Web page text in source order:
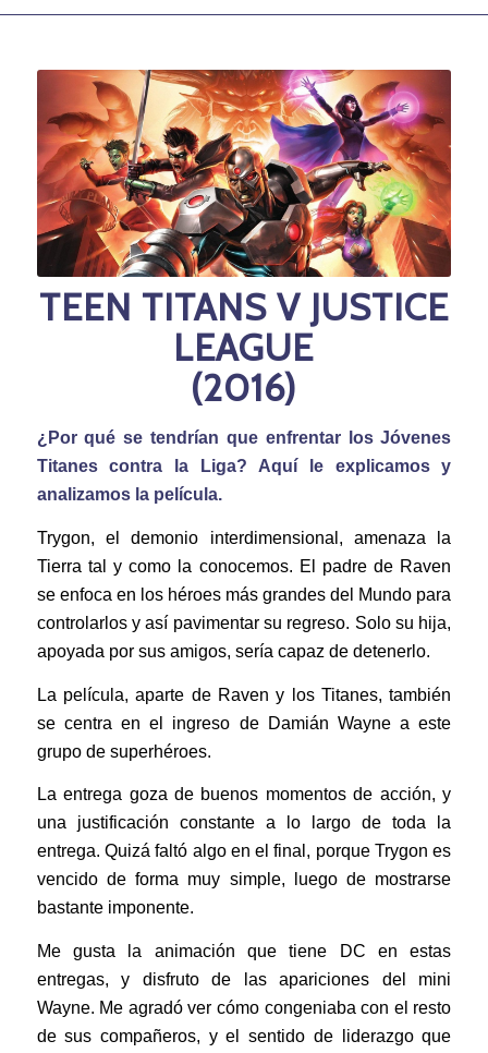
TEEN TITANS V JUSTICE
LEAGUE
(2016)
¿Por qué se tendrían que enfrentar los Jóvenes
Titanes contra la Liga? Aquí le explicamos y
analizamos la película.
Trygon, el demonio interdimensional, amenaza la
Tierra tal y como la conocemos. El padre de Raven
se enfoca en los héroes más grandes del Mundo para
controlarlos y así pavimentar su regreso. Solo su hija,
apoyada por sus amigos, sería capaz de detenerlo.
La película, aparte de Raven y los Titanes, también
se centra en el ingreso de Damián Wayne a este
grupo de superhéroes.
La entrega goza de buenos momentos de acción, y
una justificación constante a lo largo de toda la
entrega. Quizá faltó algo en el final, porque Trygon es
vencido de forma muy simple, luego de mostrarse
bastante imponente.
Me gusta la animación que tiene DC en estas
entregas, y disfruto de las apariciones del mini
Wayne. Me agradó ver cómo congeniaba con el resto
de sus compañeros, y el sentido de liderazgo que